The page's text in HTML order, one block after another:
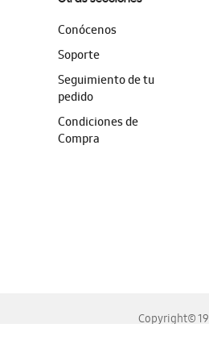
Conócenos
Soporte
Seguimiento de tu
pedido
Condiciones de
Compra
Copyright©